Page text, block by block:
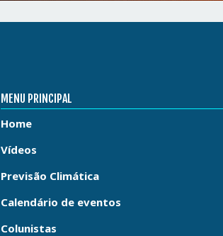
MENU PRINCIPAL
Home
Vídeos
Previsão Climática
Calendário de eventos
Colunistas